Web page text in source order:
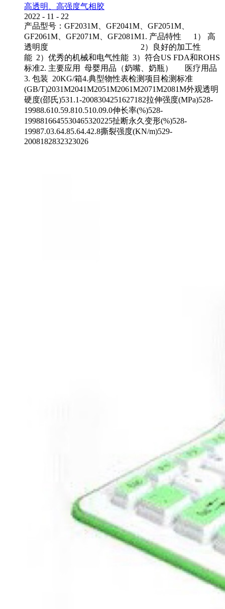
高透明、高强度气相胶
2022 - 11 - 22
产品型号：GF2031M、GF2041M、GF2051M、
GF2061M、GF2071M、GF2081M1. 产品特性 1） 高
透明度 2）良好的加工性
能 2）优秀的机械和电气性能 3）符合US FDA和ROHS
标准2. 主要应用 母婴用品（奶嘴、奶瓶） 医疗用品
3. 包装 20KG/箱4.典型物性表检测项目检测标准
(GB/T)2031M2041M2051M2061M2071M2081M外观透明
硬度(邵氏)531.1-2008304251627182拉伸强度(MPa)528-
19988.610.59.810.510.09.0伸长率(%)528-
1998816645530465320225扯断永久变形(%)528-
19987.03.64.85.64.42.8撕裂强度(KN/m)529-
2008182832323026